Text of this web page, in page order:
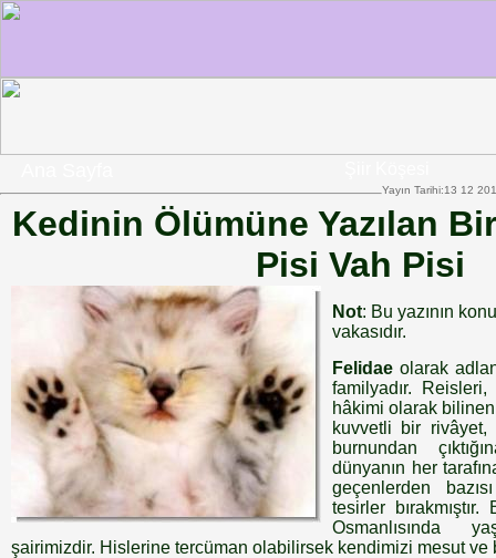
Yayın Tarihi:13 12
Kedinin Ölümüne Yazılan
Pisi Vah Pisi
Not: Bu yazının
vakasıdır.
Felidaeolarak
familyadır.
hâkimi olarak
kuvvetli bir rivâyet,
burnundan
dünyanın her
geçenlerden
tesirler
Osmanlısında
şairimizdir. Hislerine tercüman olabilirsek kendimizi mesut ve